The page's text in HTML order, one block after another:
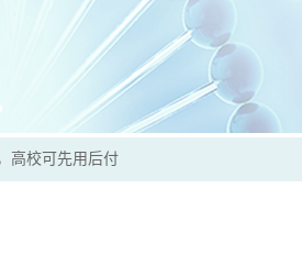
高校可先用后付